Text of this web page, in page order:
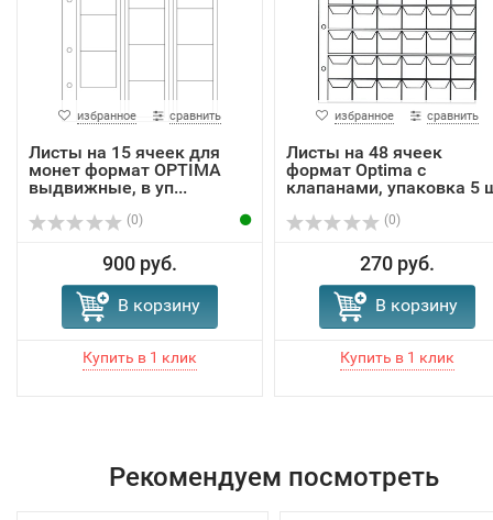
избранное сравнить
Листы на 15 ячеек для
монет формат OPTIMA
выдвижные, в уп...
(0)
900 руб.
В корзину
избранное сравнить
Листы на 48 ячеек
формат Optima с
клапанами, упаковка 5
(0)
270 руб.
В корзину
Рекомендуем посмотреть